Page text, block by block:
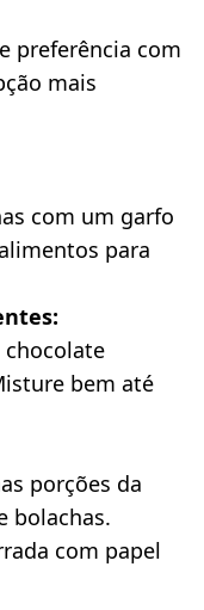
preferência com
mais
com um garfo
para
chocolate
bem até
porções da
bolachas.
com papel